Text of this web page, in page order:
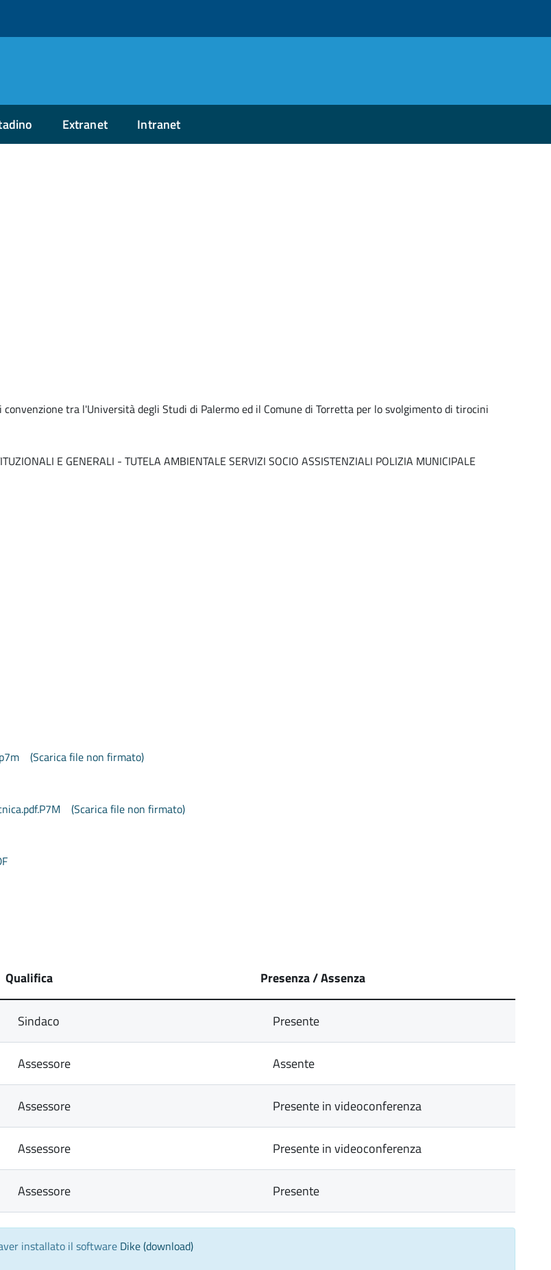
Extranet Intranet
convenzione tra l'Università degli Studi di Palermo ed il Comune di Torretta per lo svolgimento di tirocini
E GENERALI - TUTELA AMBIENTALE SERVIZI SOCIO ASSISTENZIALI POLIZIA MUNICIPALE
(Scarica file non firmato)
(Scarica file non firmato)
Qualifica Presenza / Assenza
Sindaco Presente
Assessore Assente
Assessore Presente in videoconferenza
Assessore Presente in videoconferenza
Assessore Presente
installato il software Dike (download)